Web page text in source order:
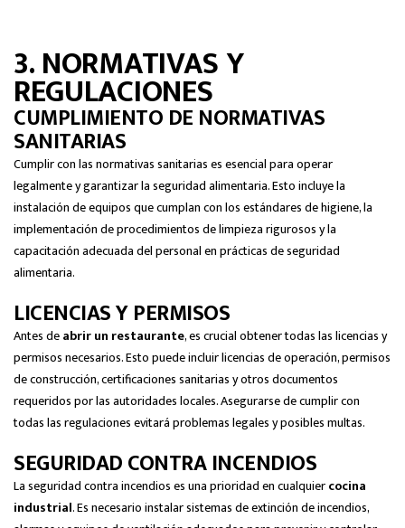
3. NORMATIVAS Y
REGULACIONES
CUMPLIMIENTO DE NORMATIVAS
SANITARIAS
Cumplir con las normativas sanitarias es esencial para operar
legalmente y garantizar la seguridad alimentaria. Esto incluye la
instalación de equipos que cumplan con los estándares de higiene, la
implementación de procedimientos de limpieza rigurosos y la
capacitación adecuada del personal en prácticas de seguridad
alimentaria.
LICENCIAS Y PERMISOS
Antes deabrir un restaurante, es crucial obtener todas las licencias y
permisos necesarios. Esto puede incluir licencias de operación, permisos
de construcción, certificaciones sanitarias y otros documentos
requeridos por las autoridades locales. Asegurarse de cumplir con
todas las regulaciones evitará problemas legales y posibles multas.
SEGURIDAD CONTRA INCENDIOS
La seguridad contra incendios es una prioridad en cualquiercocina
industrial. Es necesario instalar sistemas de extinción de incendios,